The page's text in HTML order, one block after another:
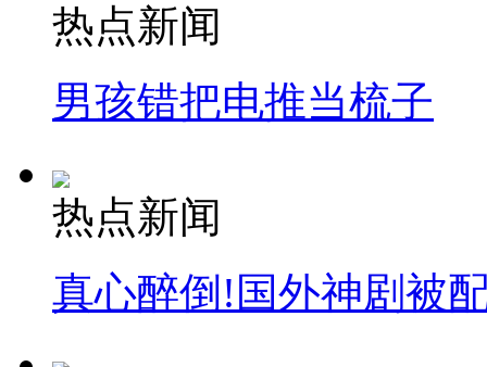
热点新闻
男孩错把电推当梳子
热点新闻
真心醉倒!国外神剧被